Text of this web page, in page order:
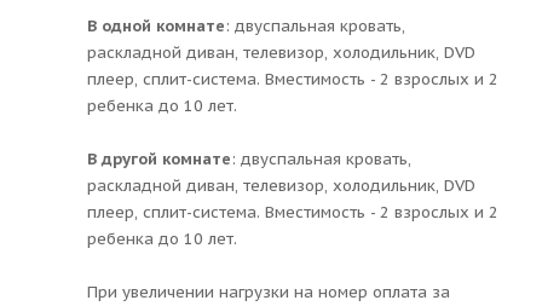
В одной комнате: двуспальная кровать,
раскладной диван, телевизор, холодильник, DVD
плеер, сплит-система. Вместимость - 2 взрослых и 2
ребенка до 10 лет.
В другой комнате: двуспальная кровать,
раскладной диван, телевизор, холодильник, DVD
плеер, сплит-система. Вместимость - 2 взрослых и 2
ребенка до 10 лет.
При увеличении нагрузки на номер оплата за